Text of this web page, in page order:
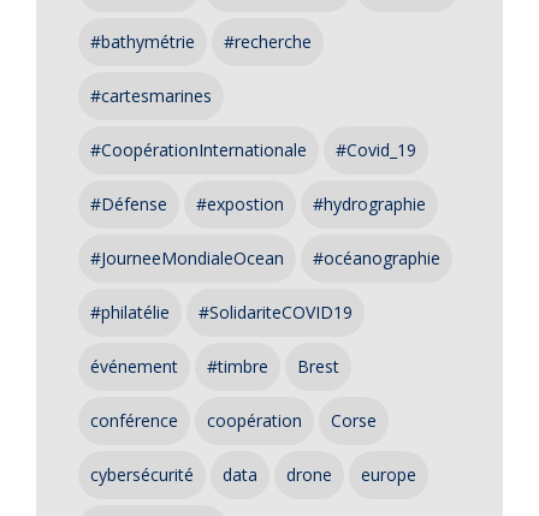
#bathymétrie #recherche
#cartesmarines
#CoopérationInternationale #Covid_19
#Défense #expostion #hydrographie
#JourneeMondialeOcean #océanographie
#philatélie #SolidariteCOVID19
événement #timbre Brest
conférence coopération Corse
cybersécurité data drone europe